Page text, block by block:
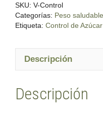
SKU: V-Control
Categorías: Peso saludable
Etiqueta: Control de Azúcar
Descripción
Descripción